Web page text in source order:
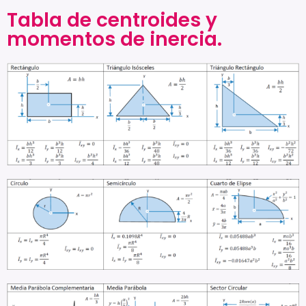
Tabla de centroides y
momentos de inercia.